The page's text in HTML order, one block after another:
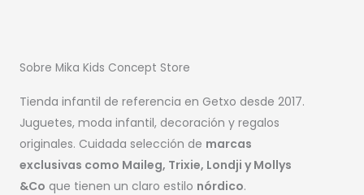
Sobre Mika Kids Concept Store
Tienda infantil de referencia en Getxo desde 2017.
Juguetes, moda infantil, decoración y regalos
originales. Cuidada selección de marcas
exclusivas como Maileg, Trixie, Londji y Mollys
&Co que tienen un claro estilo nórdico.